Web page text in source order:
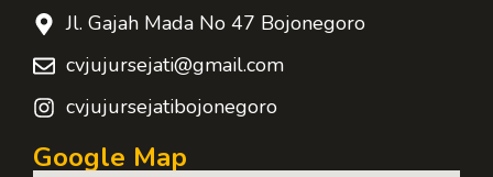
Jl. Gajah Mada No 47 Bojonegoro
cvjujursejati@gmail.com
cvjujursejatibojonegoro
Google Map